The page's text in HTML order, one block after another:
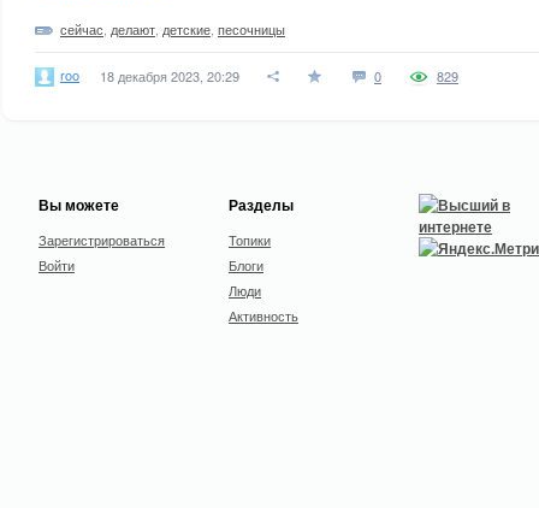
сейчас делают детские песочницы
roo 18 декабря 2023, 20:29 0 829
Вы можете
Зарегистрироваться
Войти
Разделы
Топики
Блоги
Люди
Активность